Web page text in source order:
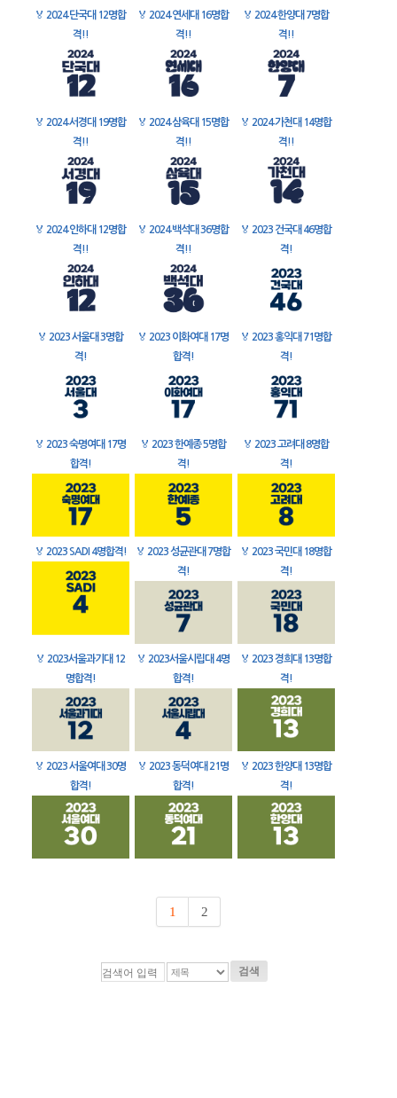
🏅 2024 단국대 12명합
격!!
🏅 2024 연세대 16명합
격!!
🏅 2024 한양대 7명합
격!!
🏅 2024 서경대 19명합
격!!
🏅 2024 삼육대 15명합
격!!
🏅 2024 가천대 14명합
격!!
🏅 2024 인하대 12명합
격!!
🏅 2024 백석대 36명합
격!!
🏅 2023 건국대 46명합
격!
🏅 2023 서울대 3명합
격!
🏅 2023 이화여대 17명
합격!
🏅 2023 홍익대 71명합
격!
🏅 2023 숙명여대 17명
합격!
🏅 2023 한예종 5명합
격!
🏅 2023 고려대 8명합
격!
🏅 2023 SADI 4명합격! 🏅 2023 성균관대 7명합
격!
🏅 2023 국민대 18명합
격!
🏅 2023서울과기대 12
명합격!
🏅 2023서울시립대 4명
합격!
🏅 2023 경희대 13명합
격!
🏅 2023 서울여대 30명
합격!
🏅 2023 동덕여대 21명
합격!
🏅 2023 한양대 13명합
격!
1 2
검색